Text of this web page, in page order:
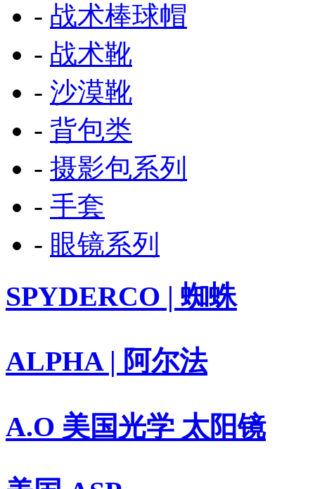
- 战术棒球帽
- 战术靴
- 沙漠靴
- 背包类
- 摄影包系列
- 手套
- 眼镜系列
SPYDERCO | 蜘蛛
ALPHA | 阿尔法
A.O 美国光学 太阳镜